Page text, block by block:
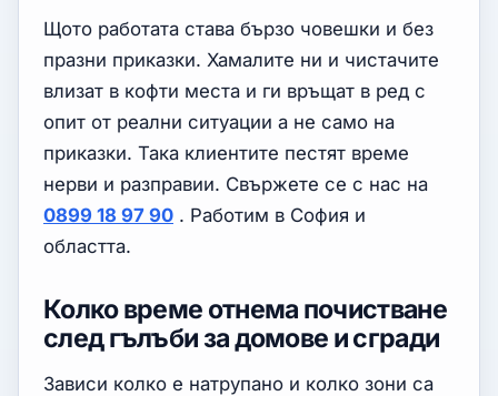
Щото работата става бързо човешки и без
празни приказки. Хамалите ни и чистачите
влизат в кофти места и ги връщат в ред с
опит от реални ситуации а не само на
приказки. Така клиентите пестят време
нерви и разправии. Свържете се с нас на
0899 18 97 90 . Работим в София и
областта.
Колко време отнема почистване
след гълъби за домове и сгради
Зависи колко е натрупано и колко зони са